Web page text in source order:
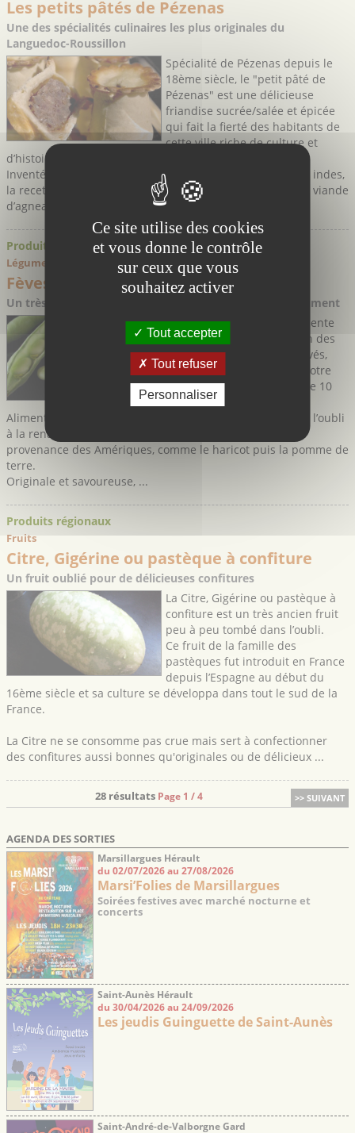
Les petits pâtés de Pézenas
Une des spécialités culinaires les plus originales du
Languedoc-Roussillon
Spécialité de Pézenas depuis le
18ème siècle, le "petit pâté de
Pézenas" est une délicieuse
friandise sucrée/salée et épicée
qui fait la fierté des habitants de
cette ville riche de culture et
d’histoire.
Inventé par le cuisinier indien d’un lord anglais venu des indes,
la recette de ce petit pâté en forme de "bobine" farci à la viande
d’agneau, ...
Produits régionaux
Légumes
Fèves fraîches
Un très ancien et délicieux légume à redécouvrir absolument
Délicieuse en goût et excellente
pour la santé, la fève est un des
plus anciens légumes cultivés,
elle accompagne en effet notre
alimentation depuis près de 10
000 ans.
Aliment de base jusqu’au moyen-âge, la fève tombe dans l’oubli
à la renaissance avec l’arrivée de nouveaux légumes en
provenance des Amériques, comme le haricot puis la pomme de
terre.
Originale et savoureuse, ...
Produits régionaux
Fruits
Citre, Gigérine ou pastèque à confiture
Un fruit oublié pour de délicieuses confitures
La Citre, Gigérine ou pastèque à
confiture est un très ancien fruit
peu à peu tombé dans l’oubli.
Ce fruit de la famille des
pastèques fut introduit en France
depuis l’Espagne au début du
16ème siècle et sa culture se développa dans tout le sud de la
France.
La Citre ne se consomme pas crue mais sert à confectionner
des confitures aussi bonnes qu'originales ou de délicieux ...
>> SUIVANT
28 résultats Page 1 / 4
AGENDA DES SORTIES
Marsillargues Hérault
du 02/07/2026 au 27/08/2026
Marsi’Folies de Marsillargues
Soirées festives avec marché nocturne et
concerts
Saint-Aunès Hérault
du 30/04/2026 au 24/09/2026
Les jeudis Guinguette de Saint-Aunès
Saint-André-de-Valborgne Gard
Ce site utilise des cookies
et vous donne le contrôle
sur ceux que vous
souhaitez activer
Tout accepter
Tout refuser
Personnaliser